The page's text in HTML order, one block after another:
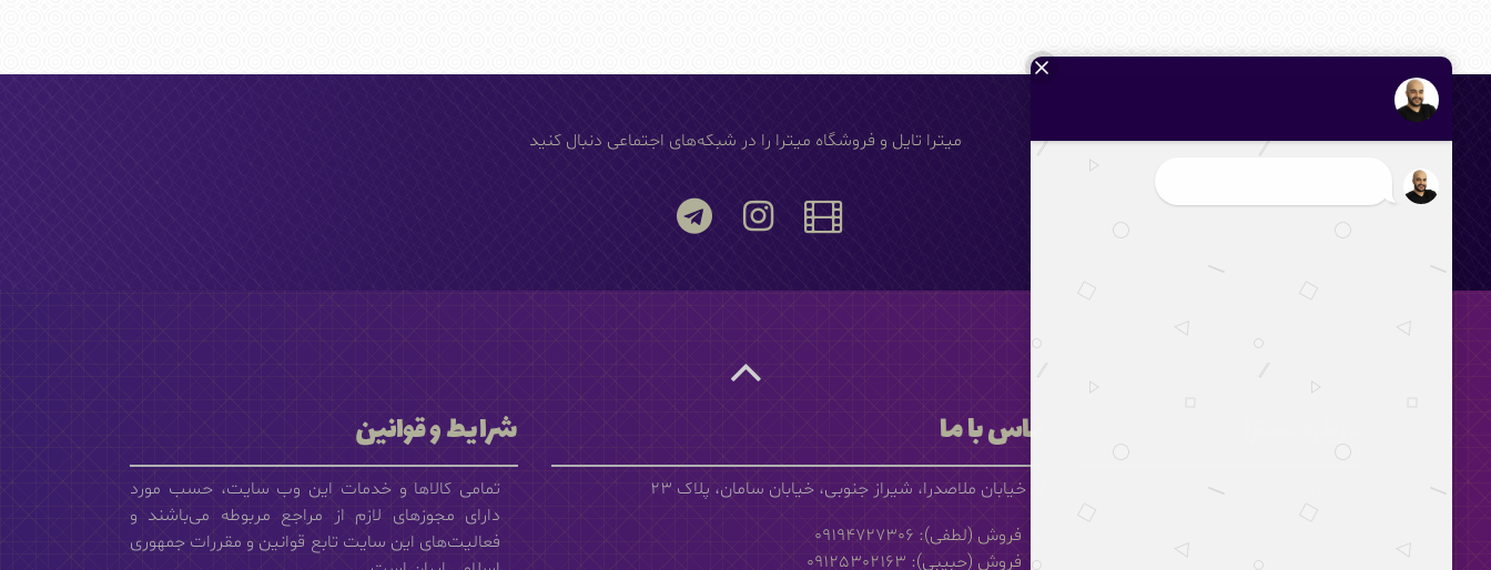
میترا تایل و فروشگاه میترا را در شبکه‌های اجتماعی دنبال کنید
درباره میترا
پروژه‌ها
تماس با ما
خیابان ملاصدرا، شیراز جنوبی، خیابان سامان، پلاک 23
فروش (لطفی): 09194727306
فروش (حبیبی): 09125302163
شرایط و قوانین
تمامی كالاها و خدمات این وب سایت، حسب مورد
دارای مجوزهای لازم از مراجع مربوطه می‌باشند و
فعالیت‌های این سایت تابع قوانین و مقررات جمهوری